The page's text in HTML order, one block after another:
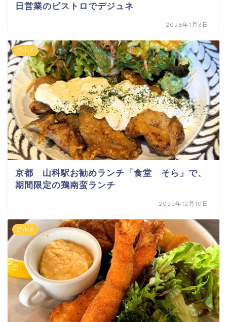
日営業のビストロでデジュネ
2026年1月3日
グルメ
京都 山科駅お勧めランチ「食堂 そら」で、
期間限定の鶏南蛮ランチ
2025年12月10日
グルメ